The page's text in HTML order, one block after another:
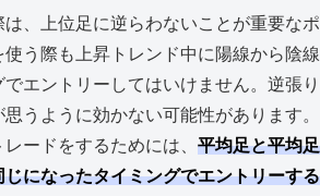
は、上位足に逆らわないことが重要なポ
う際も上昇トレンド中に陽線から陰線
エントリーしてはいけません。逆張り
うように効かない可能性があります。
ードをするためには、 平均足と平均足
になったタイミングでエントリーする